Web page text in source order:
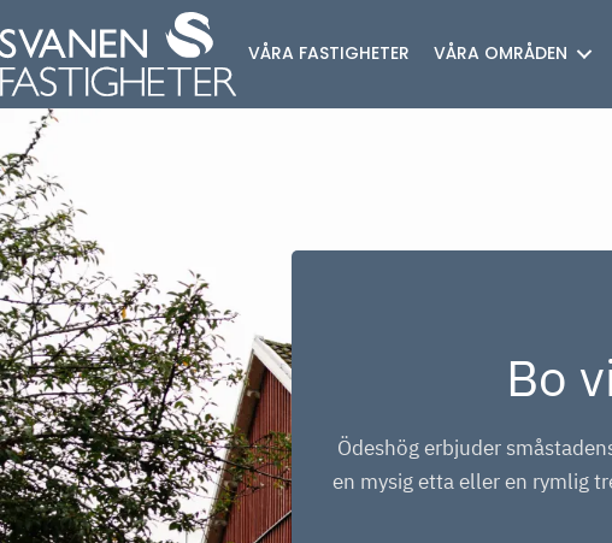
VÅRA FASTIGHETER VÅRA OMRÅDEN
Bo
Ödeshög erbjuder
en mysig etta eller en rymlig